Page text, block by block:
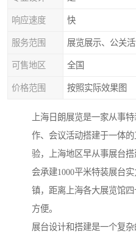
响应速度 快
服务范围 展览展示、公关
可售地区 全国
价格范围 按照实际效果图
上海日朗展览是一家从事
作、会议活动搭建于一体
验，上海地区早从事展台
会承建1000平米特装展台
镇，距离上海各大展览馆
方便。
展台设计和搭建是一个复